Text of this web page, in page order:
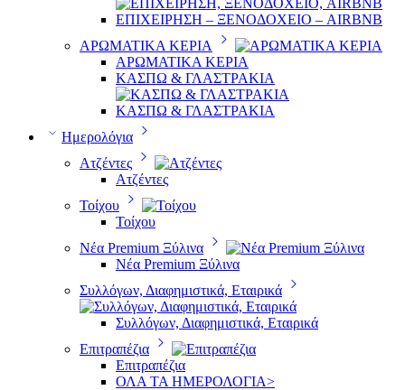
ΕΠΙΧΕΙΡΗΣΗ – ΞΕΝΟΔΟΧΕΙΟ – AIRBNB
ΑΡΩΜΑΤΙΚΑ ΚΕΡΙΑ
ΑΡΩΜΑΤΙΚΑ ΚΕΡΙΑ
ΚΑΣΠΩ & ΓΛΑΣΤΡΑΚΙΑ
ΚΑΣΠΩ & ΓΛΑΣΤΡΑΚΙΑ
Ημερολόγια
Ατζέντες
Ατζέντες
Τοίχου
Τοίχου
Νέα Premium Ξύλινα
Νέα Premium Ξύλινα
Συλλόγων, Διαφημιστικά, Εταιρικά
Συλλόγων, Διαφημιστικά, Εταιρικά
Επιτραπέζια
Επιτραπέζια
ΟΛΑ ΤΑ ΗΜΕΡΟΛΟΓΙΑ>